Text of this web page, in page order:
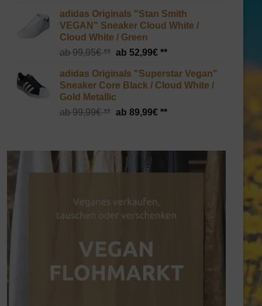
adidas Originals "Stan Smith
VEGAN" Sneaker Cloud White /
Cloud White / Green
99,95€
Ursprünglicher
war:
99,95€
52,99€
Aktueller
ist:
52,99€.
adidas Originals "Superstar Vegan"
Sneaker Core Black / Cloud White /
Gold Metallic
99,99€
Ursprünglicher
99,99€
89,99€
Aktueller
89,99€.